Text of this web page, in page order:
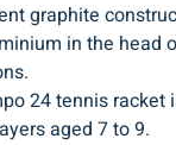
graphite
in the head
24 tennis
aged 7 to 9.